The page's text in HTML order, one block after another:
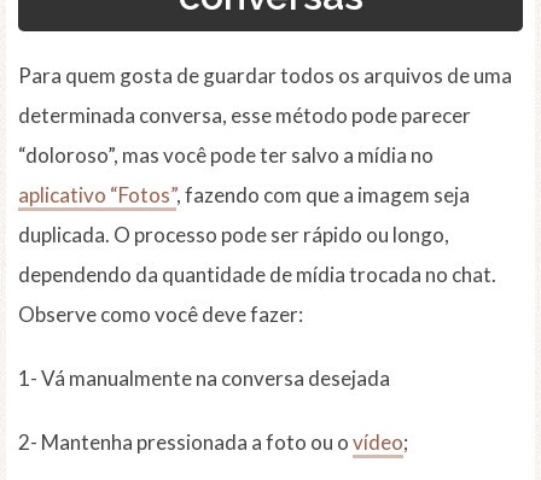
Para quem gosta de guardar todos os arquivos de uma
determinada conversa, esse método pode parecer
“doloroso”, mas você pode ter salvo a mídia no
aplicativo “Fotos”, fazendo com que a imagem seja
duplicada. O processo pode ser rápido ou longo,
dependendo da quantidade de mídia trocada no chat.
Observe como você deve fazer:
1- Vá manualmente na conversa desejada
2- Mantenha pressionada a foto ou ovídeo;